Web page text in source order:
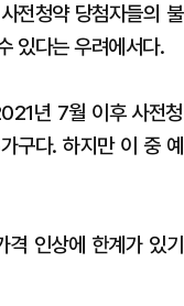
전청약 당첨자들의 불
있다는 우려에서다.
년 7월 이후 사전청
구다. 하지만 이 중 예
인상에 한계가 있기